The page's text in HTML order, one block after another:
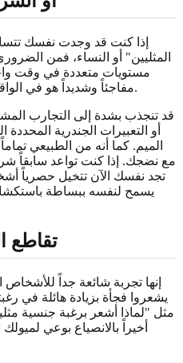
إذا كنت قد وجدت نفسك
المثليين" أو النساء، فمن
مستويات متعددة في وقت
مفاجئاً وشديداً هو في الواقع ارتباط عاطفي أو جمالي عميق.
قد تنجذب بشدة إلى التجارب
أو التعبيرات الجندرية
الميم. كما أنه من الطبيعي
مع نضجك. إذا كنت تواعد سابقاً
تجد نفسك الآن تتخيل حصرياً
يسمح لنفسه ببساطة
تقاطع
إنها تجربة شائعة جداً
يشعروا فجأة بزيادة هائلة في
مثل "لماذا أشعر برغبة جنسية
أخيراً بالانصياع بوعي